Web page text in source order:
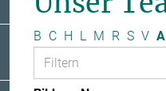
B C H L M R S V